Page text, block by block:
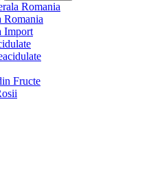
Romania
Romania
Import
Fructe